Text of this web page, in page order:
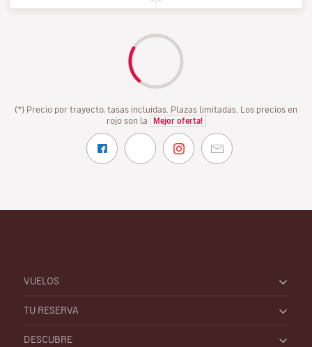
(*) Precio por trayecto, tasas incluidas. Plazas limitadas. Los precios en
rojo son la
Mejor oferta!
VUELOS
TU RESERVA
DESCUBRE